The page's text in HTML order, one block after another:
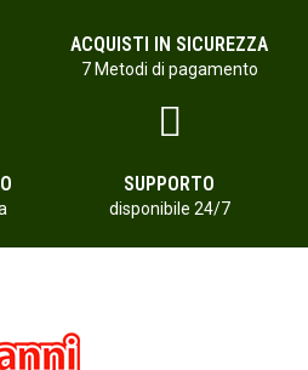
ACQUISTI IN SICUREZZA
7 Metodi di pagamento
SUPPORTO
disponibile 24/7